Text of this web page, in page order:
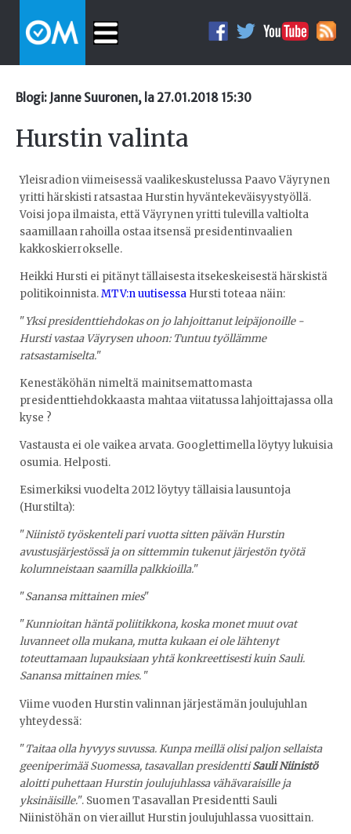
Blogi: Janne Suuronen, la 27.01.2018 15:30
Hurstin valinta
Yleisradion viimeisessä vaalikeskustelussa Paavo Väyrynen
yritti härskisti ratsastaa Hurstin hyväntekeväisyystyöllä.
Voisi jopa ilmaista, että Väyrynen yritti tulevilla valtiolta
saamillaan rahoilla ostaa itsensä presidentinvaalien
kakkoskierrokselle.
Heikki Hursti ei pitänyt tällaisesta itsekeskeisestä härskistä
politikoinnista.MTV:n uutisessa Hursti toteaa näin:
"Yksi presidenttiehdokas on jo lahjoittanut leipäjonoille -
Hursti vastaa Väyrysen uhoon: Tuntuu työllämme
ratsastamiselta."
Kenestäköhän nimeltä mainitsemattomasta
presidenttiehdokkaasta mahtaa viitatussa lahjoittajassa olla
kyse ?
Vastausta ei ole vaikea arvata. Googlettimella löytyy lukuisia
osumia. Helposti.
Esimerkiksi vuodelta 2012 löytyy tällaisia lausuntoja
(Hurstilta):
"Niinistö työskenteli pari vuotta sitten päivän Hurstin
avustusjärjestössä ja on sittemmin tukenut järjestön työtä
kolumneistaan saamilla palkkioilla."
"Sanansa mittainen mies"
"Kunnioitan häntä poliitikkona, koska monet muut ovat
luvanneet olla mukana, mutta kukaan ei ole lähtenyt
toteuttamaan lupauksiaan yhtä konkreettisesti kuin Sauli.
Sanansa mittainen mies. "
Viime vuoden Hurstin valinnan järjestämän joulujuhlan
yhteydessä:
"Taitaa olla hyvyys suvussa. Kunpa meillä olisi paljon sellaista
geeniperimää Suomessa, tasavallan presidenttiSauli Niinistö
aloitti puhettaan Hurstin joulujuhlassa vähävaraisille ja
yksinäisille.". Suomen Tasavallan Presidentti Sauli
Niinistöhän on vieraillut Hurstin joulujuhlassa vuosittain.